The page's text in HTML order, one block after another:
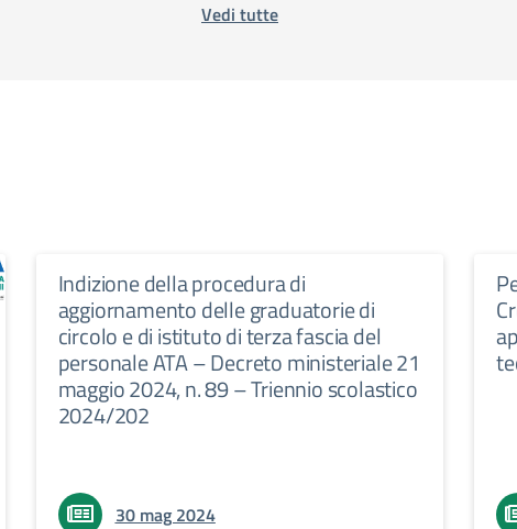
Vedi tutte
Indizione della procedura di
aggiornamento delle graduatorie di
circolo e di istituto di terza fascia del
personale ATA – Decreto ministeriale 21
maggio 2024, n. 89 – Triennio scolastico
2024/202
30 mag 2024